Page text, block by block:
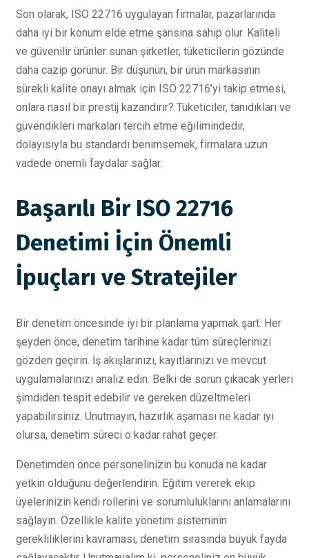
Son olarak, ISO 22716 uygulayan firmalar, pazarlarında
daha iyi bir konum elde etme şansına sahip olur. Kaliteli
ve güvenilir ürünler sunan şirketler, tüketicilerin gözünde
daha cazip görünür. Bir düşünün, bir ürün markasının
sürekli kalite onayı almak için ISO 22716’yi takip etmesi,
onlara nasıl bir prestij kazandırır? Tüketiciler, tanıdıkları ve
güvendikleri markaları tercih etme eğilimindedir,
dolayısıyla bu standardı benimsemek, firmalara uzun
vadede önemli faydalar sağlar.
Başarılı Bir ISO 22716
Denetimi İçin Önemli
İpuçları ve Stratejiler
Bir denetim öncesinde iyi bir planlama yapmak şart. Her
şeyden önce, denetim tarihine kadar tüm süreçlerinizi
gözden geçirin. İş akışlarınızı, kayıtlarınızı ve mevcut
uygulamalarınızı analiz edin. Belki de sorun çıkacak yerleri
şimdiden tespit edebilir ve gereken düzeltmeleri
yapabilirsiniz. Unutmayın, hazırlık aşaması ne kadar iyi
olursa, denetim süreci o kadar rahat geçer.
Denetimden önce personelinizin bu konuda ne kadar
yetkin olduğunu değerlendirin. Eğitim vererek ekip
üyelerinizin kendi rollerini ve sorumluluklarını anlamalarını
sağlayın. Özellikle kalite yönetim sisteminin
gerekliliklerini kavraması, denetim sırasında büyük fayda